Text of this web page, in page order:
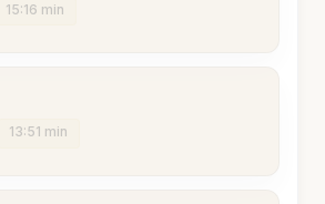
15:16 min
13:51 min